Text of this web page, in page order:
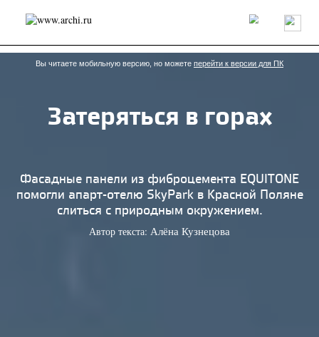
Россия Мир Технологии Интерьер Пресса
Архитекторы
Проекты
Конкурсы События Книги Вакансии
send.project Анонсы конкурсов
Блог
Интервью
Дизайн
Иностранцы в России
Интерьер
Книги
Наследие Образование
Урбанистика
Вы читаете мобильную версию, но можете перейти к версии для ПК
Затеряться в горах
Фасадные панели из фиброцемента EQUITONE
помогли апарт-отелю SkyPark в Красной Поляне
слиться с природным окружением.
Автор текста: Алёна Кузнецова